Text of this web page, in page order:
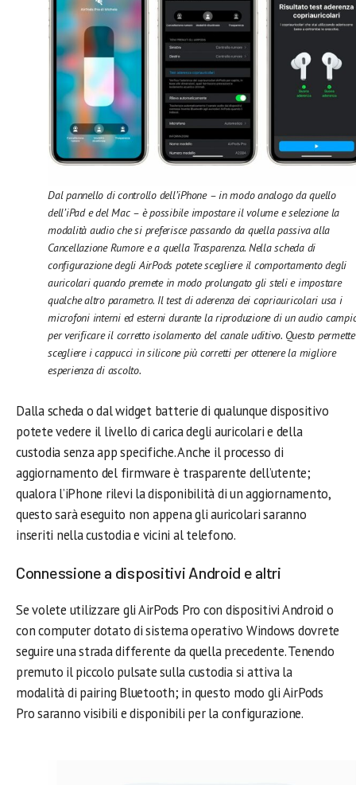
Dal pannello di controllo dell’iPhone – in modo analogo da quello
dell’iPad e del Mac – è possibile impostare il volume e selezione la
modalità audio che si preferisce passando da quella passiva alla
Cancellazione Rumore e a quella Trasparenza. Nella scheda di
configurazione degli AirPods potete scegliere il comportamento degli
auricolari quando premete in modo prolungato gli steli e impostare
qualche altro parametro. Il test di aderenza dei copriauricolari usa i
microfoni interni ed esterni durante la riproduzione di un audio
per verificare il corretto isolamento del canale uditivo. Questo
scegliere i cappucci in silicone più corretti per ottenere la migliore
esperienza di ascolto.
Dalla scheda o dal widget batterie di qualunque dispositivo
potete vedere il livello di carica degli auricolari e della
custodia senza app specifiche. Anche il processo di
aggiornamento del firmware è trasparente dell’utente;
qualora l’iPhone rilevi la disponibilità di un aggiornamento,
questo sarà eseguito non appena gli auricolari saranno
inseriti nella custodia e vicini al telefono.
Connessione a dispositivi Android e altri
Se volete utilizzare gli AirPods Pro con dispositivi Android o
con computer dotato di sistema operativo Windows dovrete
seguire una strada differente da quella precedente. Tenendo
premuto il piccolo pulsate sulla custodia si attiva la
modalità di pairing Bluetooth; in questo modo gli AirPods
Pro saranno visibili e disponibili per la configurazione.